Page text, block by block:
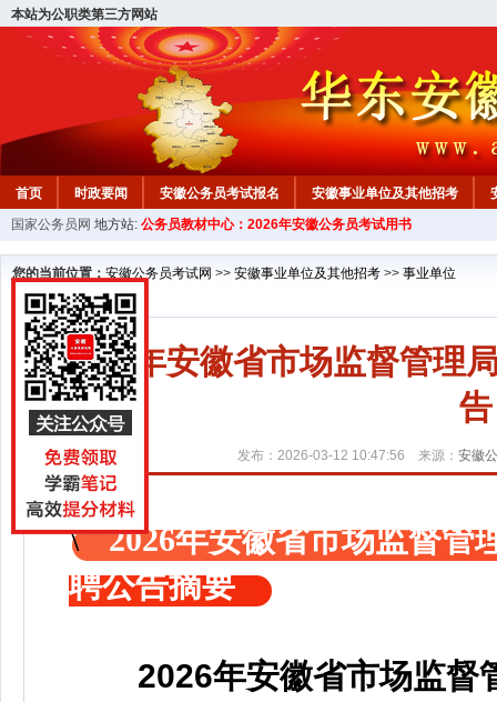
本站为公职类第三方网站
首页 时政要闻 安徽公务员考试报名 安徽事业单位及其他招考
安徽公务员行测试题 在线咨询 教材中心
国家公务员网 地方站: 公务员教材中心：2026年安徽公务员考试用书
您的当前位置： 安徽公务员考试网 >> 安徽事业单位及其他招考 >> 事业单位
2026年安徽省市场监督管理
发布：2026-03-12 10:47:56 来源： 安徽
2026年安徽省市场监督管
聘公告摘要
2026年安徽省市场监督